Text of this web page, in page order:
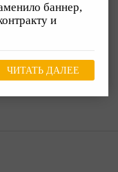
баннер,
и
ЧИТАТЬ ДАЛЕЕ